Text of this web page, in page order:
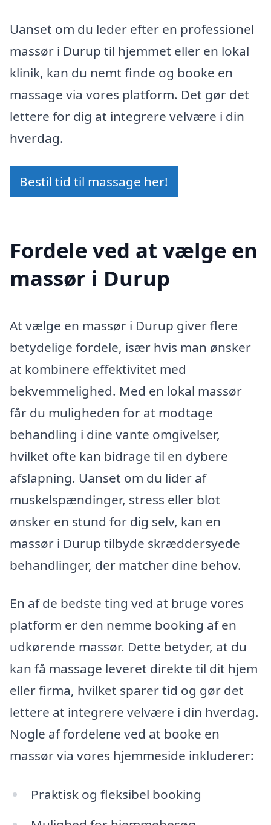
Uanset om du leder efter en professionel
massør i Durup til hjemmet eller en lokal
klinik, kan du nemt finde og booke en
massage via vores platform. Det gør det
lettere for dig at integrere velvære i din
hverdag.
Bestil tid til massage her!
Fordele ved at vælge en
massør i Durup
At vælge en massør i Durup giver flere
betydelige fordele, især hvis man ønsker
at kombinere effektivitet med
bekvemmelighed. Med en lokal massør
får du muligheden for at modtage
behandling i dine vante omgivelser,
hvilket ofte kan bidrage til en dybere
afslapning. Uanset om du lider af
muskelspændinger, stress eller blot
ønsker en stund for dig selv, kan en
massør i Durup tilbyde skræddersyede
behandlinger, der matcher dine behov.
En af de bedste ting ved at bruge vores
platform er den nemme booking af en
udkørende massør. Dette betyder, at du
kan få massage leveret direkte til dit hjem
eller firma, hvilket sparer tid og gør det
lettere at integrere velvære i din hverdag.
Nogle af fordelene ved at booke en
massør via vores hjemmeside inkluderer:
Praktisk og fleksibel booking